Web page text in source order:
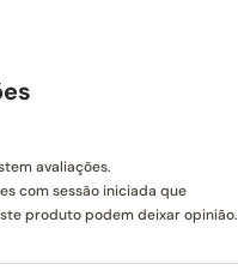
avaliações.
com sessão iniciada que
produto podem deixar opinião.